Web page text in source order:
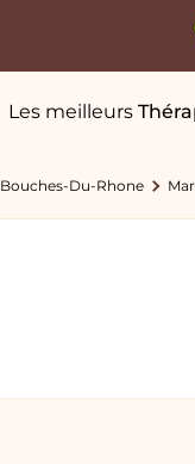
Les meilleurs
Bouches-Du-Rhone